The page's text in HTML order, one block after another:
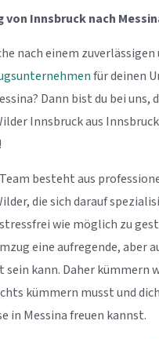
von Innsbruck nach
nach einem zuverlässigen
für deinen
Dann bist du bei uns,
Innsbruck aus
besteht aus
die sich darauf
wie möglich zu
eine aufregende, aber
kann. Daher kümmern
kümmern musst und
in Messina freuen kannst.